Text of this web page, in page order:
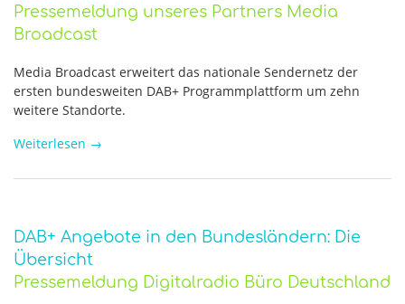
Pressemeldung unseres Partners Media
Broadcast
Media Broadcast erweitert das nationale Sendernetz der
ersten bundesweiten DAB+ Programmplattform um zehn
weitere Standorte.
Weiterlesen →
DAB+ Angebote in den Bundesländern: Die
Übersicht
Pressemeldung Digitalradio Büro Deutschland